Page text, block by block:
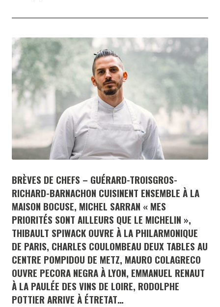
BRÈVES DE CHEFS – GUÉRARD-TROISGROS-
RICHARD-BARNACHON CUISINENT ENSEMBLE À LA
MAISON BOCUSE, MICHEL SARRAN « MES
PRIORITÉS SONT AILLEURS QUE LE MICHELIN »,
THIBAULT SPIWACK OUVRE À LA PHILARMONIQUE
DE PARIS, CHARLES COULOMBEAU DEUX TABLES AU
CENTRE POMPIDOU DE METZ, MAURO COLAGRECO
OUVRE PECORA NEGRA À LYON, EMMANUEL RENAUT
À LA PAULÉE DES VINS DE LOIRE, RODOLPHE
POTTIER ARRIVE À ÉTRETAT…